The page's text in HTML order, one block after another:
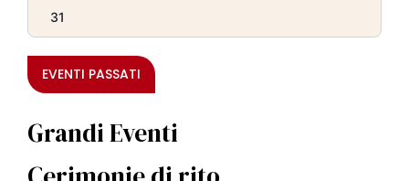
31
EVENTI PASSATI
Grandi Eventi